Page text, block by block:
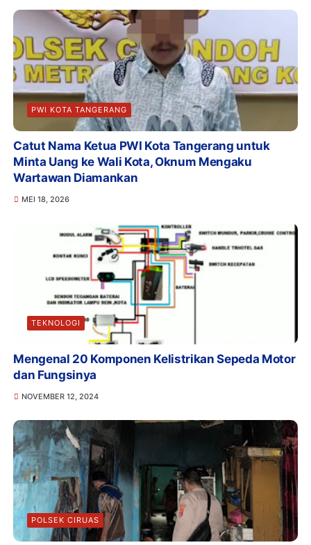
PWI KOTA TANGERANG
Catut Nama Ketua PWI Kota Tangerang untuk
Minta Uang ke Wali Kota, Oknum Mengaku
Wartawan Diamankan
MEI 18, 2026
TEKNOLOGI
Mengenal 20 Komponen Kelistrikan Sepeda Motor
dan Fungsinya
NOVEMBER 12, 2024
POLSEK CIRUAS